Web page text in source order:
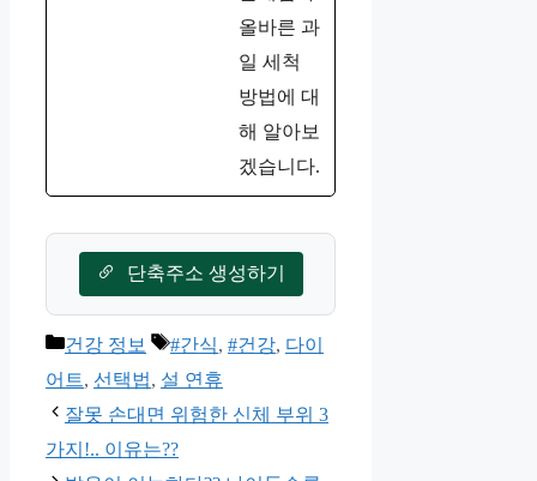
올바른 과
일 세척
방법에 대
해 알아보
겠습니다.
단축주소 생성하기
카
테
고
리
건강 정보
태
그
#간식, #건강, 다이
어트, 선택법, 설 연휴
잘못 손대면 위험한 신체 부위 3
가지!.. 이유는??